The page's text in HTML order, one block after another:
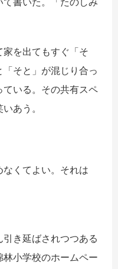
を出てもすぐ「そ
そと」が混じり合っ
いる。その共有スペ
あう。
くてよい。それは
き延ばされつつある
小学校のホームペー